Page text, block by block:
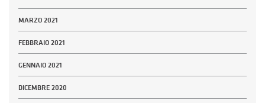
MARZO 2021
FEBBRAIO 2021
GENNAIO 2021
DICEMBRE 2020